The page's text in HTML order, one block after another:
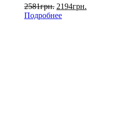
2581грн. 2194грн.
Подробнее